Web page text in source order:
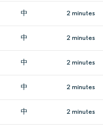
中 2 minutes
中 2 minutes
中 2 minutes
中 2 minutes
中 2 minutes